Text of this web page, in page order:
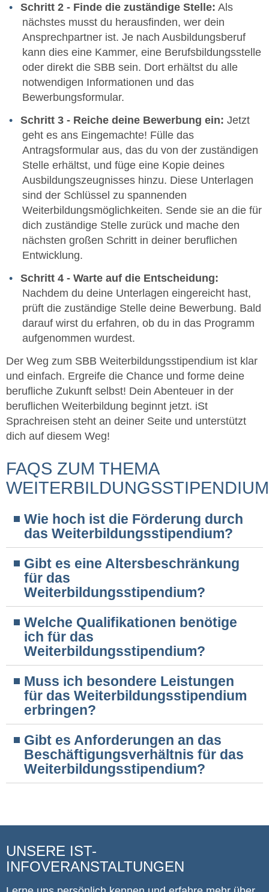
Schritt 2 - Finde die zuständige Stelle: Als
nächstes musst du herausfinden, wer dein
Ansprechpartner ist. Je nach Ausbildungsberuf
kann dies eine Kammer, eine Berufsbildungsstelle
oder direkt die SBB sein. Dort erhältst du alle
notwendigen Informationen und das
Bewerbungsformular.
Schritt 3 - Reiche deine Bewerbung ein: Jetzt
geht es ans Eingemachte! Fülle das
Antragsformular aus, das du von der zuständigen
Stelle erhältst, und füge eine Kopie deines
Ausbildungszeugnisses hinzu. Diese Unterlagen
sind der Schlüssel zu spannenden
Weiterbildungsmöglichkeiten. Sende sie an die für
dich zuständige Stelle zurück und mache den
nächsten großen Schritt in deiner beruflichen
Entwicklung.
Schritt 4 - Warte auf die Entscheidung:
Nachdem du deine Unterlagen eingereicht hast,
prüft die zuständige Stelle deine Bewerbung. Bald
darauf wirst du erfahren, ob du in das Programm
aufgenommen wurdest.
Der Weg zum SBB Weiterbildungsstipendium ist klar
und einfach. Ergreife die Chance und forme deine
berufliche Zukunft selbst! Dein Abenteuer in der
beruflichen Weiterbildung beginnt jetzt. iSt
Sprachreisen steht an deiner Seite und unterstützt
dich auf diesem Weg!
FAQS ZUM THEMA
WEITERBILDUNGSSTIPENDIUM
Wie hoch ist die Förderung durch
das Weiterbildungsstipendium?
Gibt es eine Altersbeschränkung
für das
Weiterbildungsstipendium?
Welche Qualifikationen benötige
ich für das
Weiterbildungsstipendium?
Muss ich besondere Leistungen
für das Weiterbildungsstipendium
erbringen?
Gibt es Anforderungen an das
Beschäftigungsverhältnis für das
Weiterbildungsstipendium?
UNSERE IST-
INFOVERANSTALTUNGEN